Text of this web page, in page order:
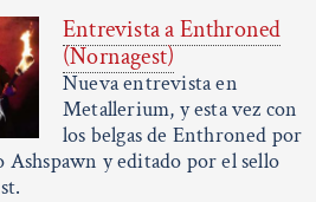
Entrevista a Enthroned
(Nornagest)
Nueva entrevista en
Metallerium, y esta vez con
los belgas de Enthroned por
Ashspawn y editado por el sello